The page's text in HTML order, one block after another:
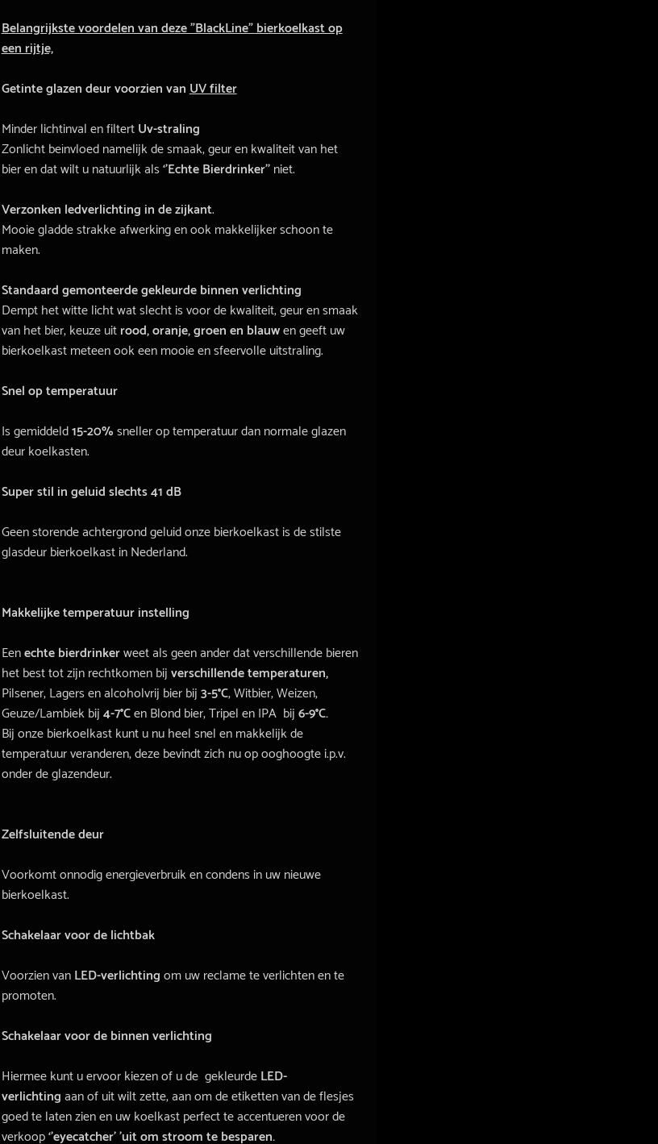
Belangrijkste voordelen van deze ”BlackLine” bierkoelkast op
een rijtje,
Getinte glazen deur voorzien vanUV filter
Minder lichtinval en filtertUv-straling
Zonlicht beïnvloed namelijk de smaak, geur en kwaliteit van het
bier en dat wilt u natuurlijk als‘’Echte Bierdrinker’’niet.
Verzonken ledverlichting in de zijkant.
Mooie gladde strakke afwerking en ook makkelijker schoon te
maken.
Standaard gemonteerde gekleurde binnen verlichting
Dempt het witte licht wat slecht is voor de kwaliteit, geur en smaak
van het bier, keuze uitrood, oranje, groen en blauwen geeft uw
bierkoelkast meteen ook een mooie en sfeervolle uitstraling.
Snel op temperatuur
Is gemiddeld15-20%sneller op temperatuur dan normale glazen
deur koelkasten.
Super stil in geluid slechts 41 dB
Geen storende achtergrond geluid onze bierkoelkast is de stilste
glasdeur bierkoelkast in Nederland.
Makkelijke temperatuur instelling
Eenechte bierdrinkerweet als geen ander dat verschillende bieren
het best tot zijn rechtkomen bijverschillende temperaturen,
Pilsener, Lagers en alcoholvrij bier bij3-5°C,Witbier, Weizen,
Geuze/Lambiek bij4-7°Cen Blond bier, Tripel en IPA bij6-9°C.
Bij onze bierkoelkast kunt u nu heel snel en makkelijk de
temperatuur veranderen, deze bevindt zich nu op ooghoogte i.p.v.
onder de glazendeur.
Zelfsluitende deur
Voorkomt onnodig energieverbruik en condens in uw nieuwe
bierkoelkast.
Schakelaar voor de lichtbak
Voorzien vanLED-verlichtingom uw reclame te verlichten en te
promoten.
Schakelaar voor de binnen verlichting
Hiermee kunt u ervoor kiezen of u de gekleurdeLED-
verlichtingaan of uit wilt zette, aan om de etiketten van de flesjes
goed te laten zien en uw koelkast perfect te accentueren voor de
verkoop‘’eyecatcher’ ’uit om stroom te besparen.